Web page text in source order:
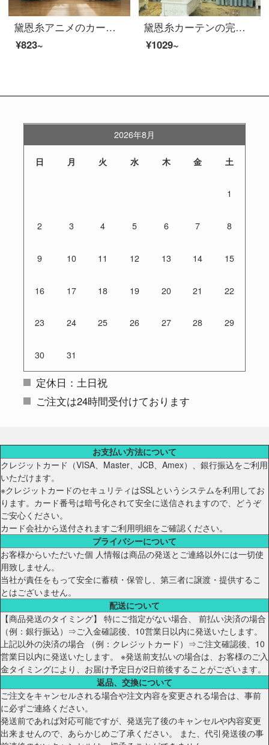
黛恩糸アニメのカーテンは男の子と女の子の寝室の北欧地中海風の帆船の砦の子供部屋の遮光カーテンに青い帆船の布幅が一メートルあります。（固定幅は5.2メートル、6.5メートル、7.9メートルあります。）
¥823~
黛恩糸カーテンの完成品は豪華で、ヨーロッパ式の現代簡単な予約です。北欧風の純色の絨布の寝室の窓の遮光カーテンは写真のようにつなぎ合わせて布の一メートルごとに（無料のカーテンと部品などを加工して別に計算します。）何メートルを要して何枚か撮りますか？
¥1029~
2026年8月
日 月 火 水 木 金 土
1
2 3 4 5 6 7 8
9 10 11 12 13 14 15
16 17 18 19 20 21 22
23 24 25 26 27 28 29
30 31
定休日：土日祝
ご注文は24時間受付けております
お支払い方法について
クレジットカード（VISA、Master、JCB、Amex）、銀行振込をご利用
いただけます。
※クレジットカードのセキュリティはSSLというシステムを利用してお
ります。カード番号は暗号化されて安全に送信されますので、どうぞ
ご安心ください。
カード会社から送付されますご利用明細をご確認ください。
プライバシーについて
お客様からいただいた個 人情報は商品の発送とご連絡以外には一切使
用致しません。
当社が責任をもって安全に蓄積・保管し、第三者に譲渡・提供するこ
とはございません。
配送について
【商品発送のタイミング】 特にご指定がない場合、 前払い決済の場合
（例：銀行振込）⇒ご入金確認後、10営業日以内に発送いたします。
上記以外の決済の場合 （例：クレジットカード）⇒ご注文確認後、10
営業日以内に発送いたします。 ※発送前支払いの場合は、お客様のご入
金タイミングにより、お届け予定日が2日前後することがございます。
返品、交換について
ご注文をキャンセルされる場合や注文内容を変更される場合は、事前
に必ずご連絡ください。
発送前であれば対応可能ですが、発送完了後のキャンセルや内容変更
出来ませんので、あらかじめご了承ください。 また、代引発送後の事